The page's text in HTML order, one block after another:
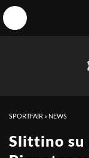
SPORTFAIR » NEWS
Slittino su